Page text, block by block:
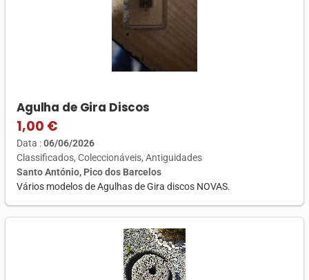
Agulha de Gira Discos
1,00 €
Data :06/06/2026
Classificados Coleccionáveis Antiguidades
Santo António, Pico dos Barcelos
Vários modelos de Agulhas de Gira discos NOVAS.